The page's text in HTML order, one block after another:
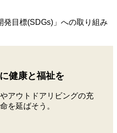
目標(SDGs)」への取り組み
健康と福祉を
アウトドアリビングの充
を延ばそう。